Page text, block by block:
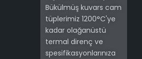
Bükülmüş kuvars cam
tüplerimiz 1200°C'ye
kadar olağanüstü
termal direnç ve
spesifikasyonlarınıza